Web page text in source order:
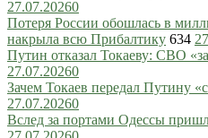
27.07.20260
Потеря России обошлась в
накрыла всю Прибалтику 634
Путин отказал Токаеву: СВО
27.07.20260
Зачем Токаев передал Путину
27.07.20260
Вслед за портами Одессы